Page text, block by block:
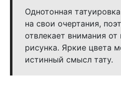
Однотонная
на свои очертания,
отвлекает внимания от
рисунка. Яркие цвета
истинный смысл тату.